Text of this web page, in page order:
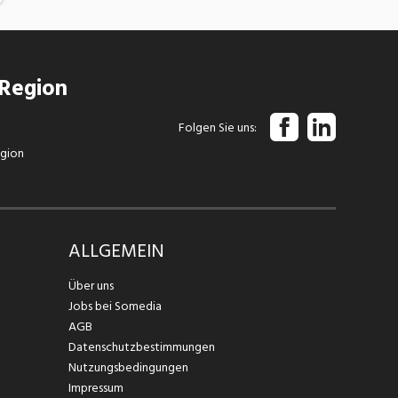
Folgen Sie uns
ALLGEMEIN
Über uns
Jobs bei Somedia
AGB
Datenschutzbestimmungen
Nutzungsbedingungen
Impressum